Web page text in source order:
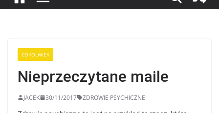
COKOLWIEK
Nieprzeczytane maile
JACEK 30/11/2017 ZDROWIE PSYCHICZNE